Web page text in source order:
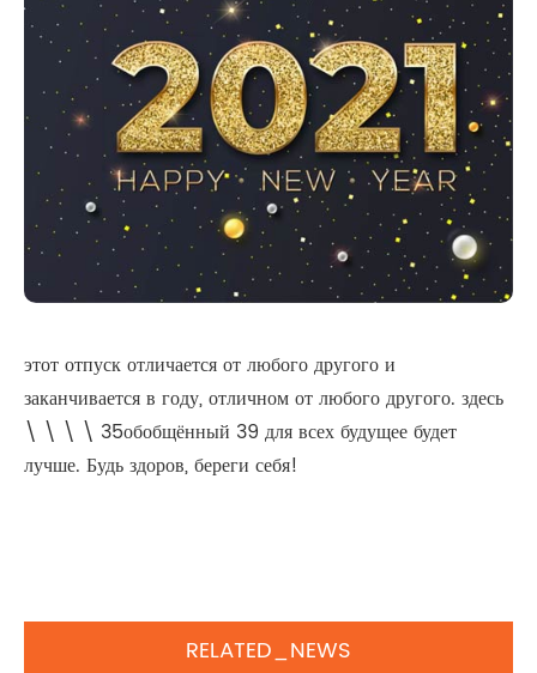
этот отпуск отличается от любого другого и
заканчивается в году, отличном от любого другого. здесь
\ \ \ \ 35обобщённый 39 для всех будущее будет
лучше. Будь здоров, береги себя!
RELATED_NEWS